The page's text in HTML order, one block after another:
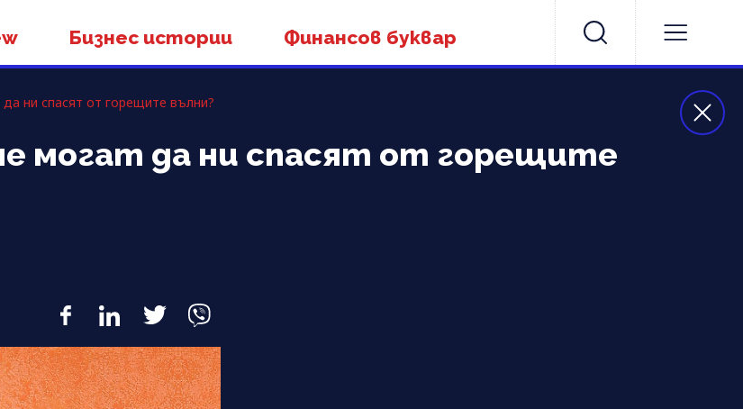
Бизнес истории Финансов буквар
ни спасят от горещите вълни?
могат да ни спасят от горещите